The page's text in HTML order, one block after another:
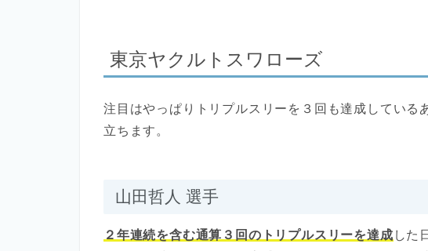
東京ヤクルトスワローズ
注目はやっぱりトリプルスリーを３回も達成している
立ちます。
山田哲人 選手
２年連続を含む通算３回のトリプルスリーを達成 した